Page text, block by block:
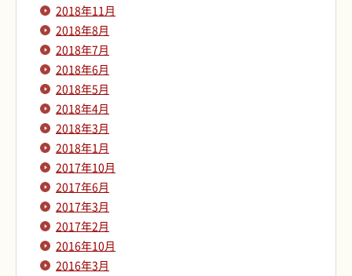
2018年11月
2018年8月
2018年7月
2018年6月
2018年5月
2018年4月
2018年3月
2018年1月
2017年10月
2017年6月
2017年3月
2017年2月
2016年10月
2016年3月